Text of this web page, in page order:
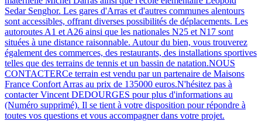
Sedar Senghor. Les gares d'Arras et d'autres communes alentours
sont accessibles, offrant diverses possibilités de déplacements. Les
autoroutes A1 et A26 ainsi que les nationales N25 et N17 sont
situées à une distance raisonnable. Autour du bien, vous trouverez
également des commerces, des restaurants, des installations sportives
telles que des terrains de tennis et un bassin de natation.NOUS
CONTACTERCe terrain est vendu par un partenaire de Maisons
France Confort Arras au prix de 135000 euros.N'hésitez pas à
contacter Vincent DEDOURGES pour plus d'informations au
(Numéro supprimé). Il se tient à votre disposition pour répondre à
toutes vos questions et vous accompagner dans votre projet.